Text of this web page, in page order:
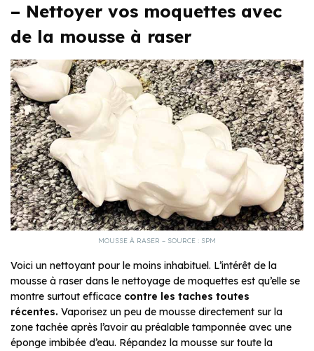
– Nettoyer vos moquettes avec
de la mousse à raser
MOUSSE À RASER – SOURCE : SPM
Voici un nettoyant pour le moins inhabituel. L’intérêt de la
mousse à raser dans le nettoyage de moquettes est qu’elle se
montre surtout efficace contre les taches toutes
récentes. Vaporisez un peu de mousse directement sur la
zone tachée après l’avoir au préalable tamponnée avec une
éponge imbibée d’eau. Répandez la mousse sur toute la